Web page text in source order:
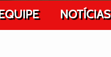
NOTÍCIAS